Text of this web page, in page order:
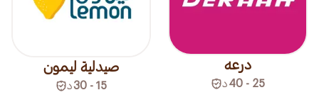
درعه
25 - 40 د
صيدلية ليمون
15 - 30 د